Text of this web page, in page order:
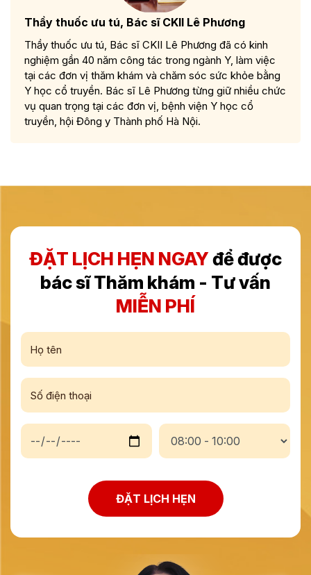
Thầy thuốc ưu tú, Bác sĩ CKII Lê Phương
Thầy thuốc ưu tú, Bác sĩ CKII Lê Phương đã có kinh
nghiệm gần 40 năm công tác trong ngành Y, làm việc
tại các đơn vị thăm khám và chăm sóc sức khỏe bằng
Y học cổ truyền. Bác sĩ Lê Phương từng giữ nhiều chức
vụ quan trọng tại các đơn vị, bệnh viện Y học cổ
truyền, hội Đông y Thành phố Hà Nội.
ĐẶT LỊCH HẸN NGAYđể được
bác sĩ Thăm khám - Tư vấn
MIỄN PHÍ
ĐẶT LỊCH HẸN